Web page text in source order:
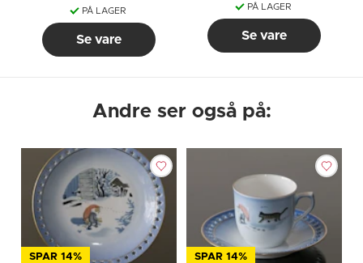
PÅ LAGER
Se vare
PÅ LAGER
Se vare
Andre ser også på:
SPAR 14% SPAR 14%